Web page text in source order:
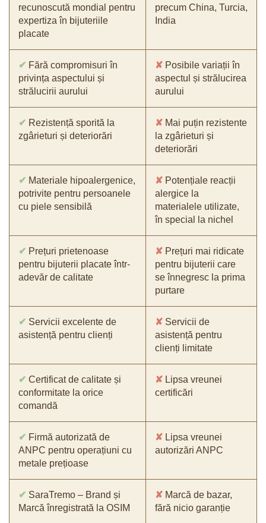
recunoscută mondial pentru
expertiza în bijuteriile
placate
precum China, Turcia,
India
✔ Fără compromisuri în
privința aspectului și
strălucirii aurului
✘ Posibile variații în
aspectul și strălucirea
aurului
✔ Rezistență sporită la
zgârieturi și deteriorări
✘ Mai puțin rezistente
la zgârieturi și
deteriorări
✔ Materiale hipoalergenice,
potrivite pentru persoanele
cu piele sensibilă
✘ Potențiale reacții
alergice la
materialele utilizate,
în special la nichel
✔ Prețuri prietenoase
pentru bijuterii placate într-
adevăr de calitate
✘ Prețuri mai ridicate
pentru bijuterii care
se înnegresc la prima
purtare
✔ Servicii excelente de
asistență pentru clienți
✘ Servicii de
asistență pentru
clienți limitate
✔ Certificat de calitate și
conformitate la orice
comandă
✘ Lipsa vreunei
certificări
✔ Firmă autorizată de
ANPC pentru operațiuni cu
metale prețioase
✘ Lipsa vreunei
autorizări ANPC
✔ SaraTremo – Brand și
Marcă înregistrată la OSIM
✘ Marcă de bazar,
fără nicio garanție